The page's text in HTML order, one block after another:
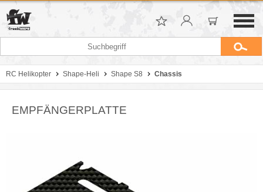
RC Helikopter Shape-Heli Shape S8 Chassis
EMPFÄNGERPLATTE